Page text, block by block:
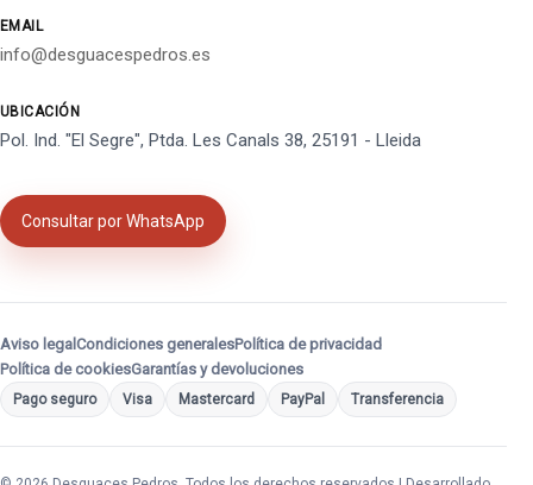
EMAIL
info@desguacespedros.es
UBICACIÓN
Pol. Ind. "El Segre", Ptda. Les Canals 38, 25191 - Lleida
Consultar por WhatsApp
Aviso legal Condiciones generalesPolítica de privacidad
Política de cookiesGarantías y devoluciones
Pago seguro Visa Mastercard PayPal Transferencia